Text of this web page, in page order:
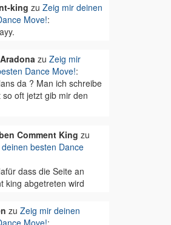
king zu Zeig mir deinen
Move!:
zu Zeig mir
Dance Move!:
da ? Man ich schreibe
so oft jetzt gib mir den
Comment King zu
besten Dance
dass die Seite an
king abgetreten wird
zu Zeig mir deinen
Move!: